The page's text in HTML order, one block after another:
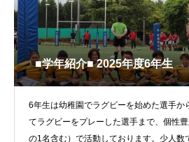
■学年紹介■ 2025年度6年生
6年生は幼稚園でラグビーを始めた選手か
てラグビーをプレーした選手まで、個性
の1名含む）で活動しております。少人数